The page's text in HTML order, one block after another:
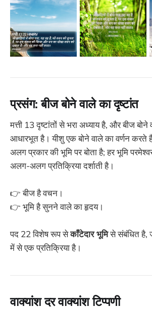
प्रसंग: बीज बोने वाले का दृष्टांत
मत्ती 13 दृष्टांतों से भरा अध्याय है, और बीज बोने
आधारभूत है। यीशु एक बोने वाले का वर्णन करते
अलग प्रकार की भूमि पर बोता है; हर भूमि
अलग-अलग प्रतिक्रिया दर्शाती है।
👉 बीज है वचन।
👉 भूमि है सुनने वाले का हृदय।
पद 22 विशेष रूप सेकाँटेदार भूमिसे संबंधित है,
में से एक प्रतिक्रिया है।
वाक्यांश दर वाक्यांश टिप्पणी